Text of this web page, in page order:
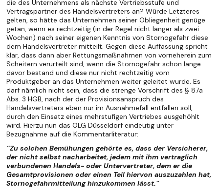
die des Unternehmens als nächste Vertriebsstufe und
Vertragspartner des Handelsvertreters an? Würde Letzteres
gelten, so hätte das Unternehmen seiner Obliegenheit genüge
getan, wenn es rechtzeitig (in der Regel nicht länger als zwei
Wochen) nach seiner eigenen Kenntnis von Stornogefahr diese
dem Handelsvertreter mitteilt. Gegen diese Auffassung spricht
klar, dass dann aber Rettungsmaßnahmen von vorneherein zum
Scheitern verurteilt sind, wenn die Stornogefahr schon lange
davor bestand und diese nur nicht rechtzeitig vom
Produktgeber an das Unternehmen weiter geleitet wurde. Es
darf nämlich nicht sein, dass die strenge Vorschrift des § 87a
Abs. 3 HGB, nach der der Provisionsanspruch des
Handelsvertreters eben nur im Ausnahmefall entfallen soll,
durch den Einsatz eines mehrstufigen Vertriebes ausgehöhlt
wird. Hierzu nun das OLG Düsseldorf eindeutig unter
Bezugnahme auf die Kommentarliteratur:
“Zu solchen Bemühungen gehörte es, dass der Versicherer,
der nicht selbst nacharbeitet, jedem mit ihm vertraglich
verbundenen Handels- oder Untervertreter, dem er die
Gesamtprovisionen oder einen Teil hiervon auszuzahlen hat,
Stornogefahrmitteilung hinzukommen lässt.”